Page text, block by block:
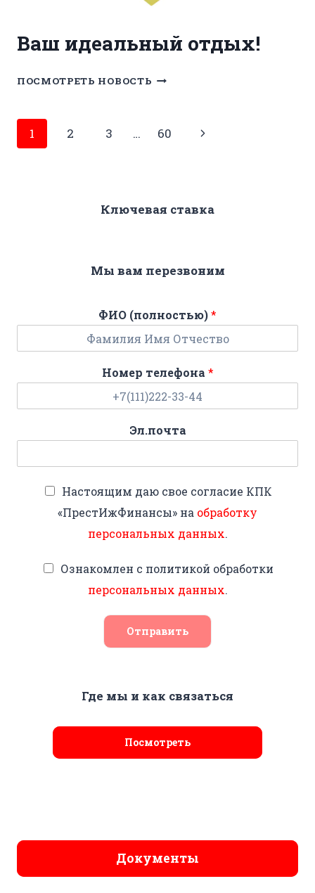
Ваш идеальный отдых!
ПОСМОТРЕТЬ НОВОСТЬ ВАШ
Навигация
1 2 3 … 60
Следующая
Ключевая ставка
Мы вам перезвоним
ФИО (полностью)*
Номер телефона *
Эл.почта
Настоящим даю свое согласие КПК
«ПрестИжФинансы» на обработку
персональных данных.
Ознакомлен с политикой обработки
персональных данных.
Отправить
Где мы и как связаться
Посмотреть
Документы